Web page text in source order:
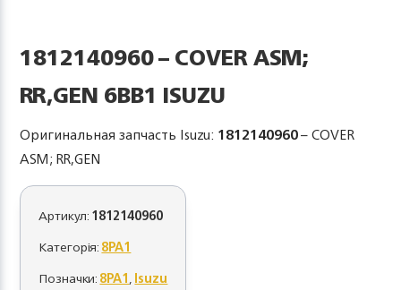
1812140960 – COVER ASM;
RR,GEN 6BB1 ISUZU
Оригинальная запчасть Isuzu: 1812140960– COVER
ASM; RR,GEN
Артикул:1812140960
Категорія:8PA1
Позначки:8PA1,Isuzu